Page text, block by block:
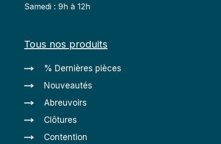
Samedi : 9h à 12h
Tous nos produits
% Dernières pièces
Nouveautés
Abreuvoirs
Clôtures
Contention